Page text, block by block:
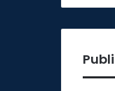
sector